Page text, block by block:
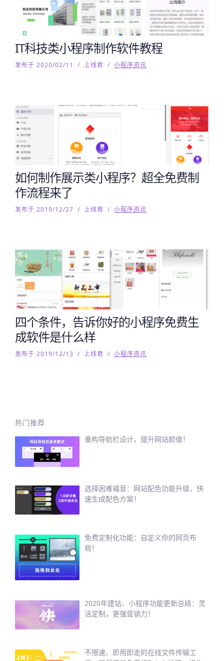
IT科技类小程序制作软件教程
发布于 2020/02/11 / 上线君 / 小程序资讯
如何制作展示类小程序？超全免费制
作流程来了
发布于 2019/12/27 / 上线君 / 小程序资讯
四个条件，告诉你好的小程序免费生
成软件是什么样
发布于 2019/12/13 / 上线君 / 小程序资讯
热门推荐
重构导航栏设计，提升网站颜值！
选择困难福音：网站配色功能升级，快
速生成配色方案！
免费定制化功能：自定义你的网页布
局！
2020年建站、小程序功能更新总结：灵
活定制，更强营销力！
不限速、即用即走的在线文件传输工